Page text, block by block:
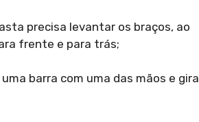
precisa levantar os braços, ao
frente e para trás;
barra com uma das mãos e gira